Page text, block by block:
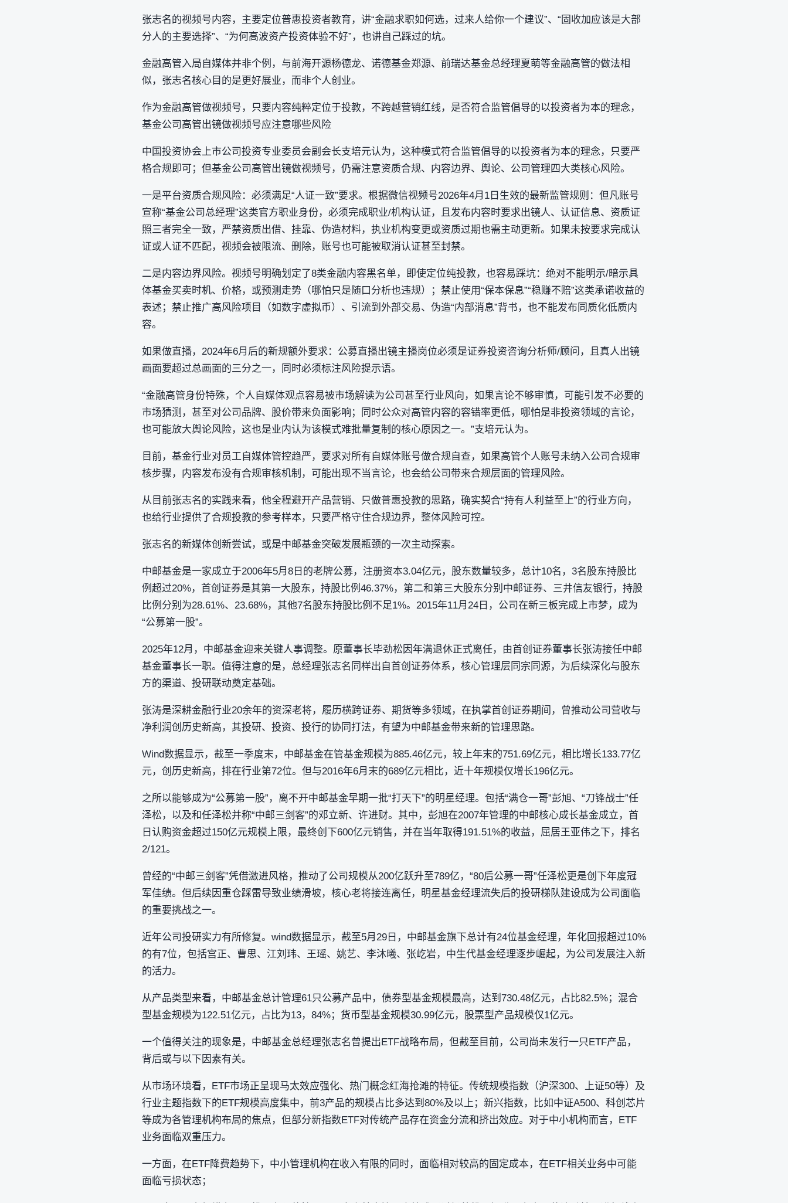
张志名的视频号内容，主要定位普惠投资者教育，讲“金融求职如何选，过来人给你一个建议”、“固收加应该是大部
分人的主要选择”、“为何高波资产投资体验不好”，也讲自己踩过的坑。
金融高管入局自媒体并非个例，与前海开源杨德龙、诺德基金郑源、前瑞达基金总经理夏萌等金融高管的做法相
似，张志名核心目的是更好展业，而非个人创业。
作为金融高管做视频号，只要内容纯粹定位于投教，不跨越营销红线，是否符合监管倡导的以投资者为本的理念，
基金公司高管出镜做视频号应注意哪些风险
中国投资协会上市公司投资专业委员会副会长支培元认为，这种模式符合监管倡导的‌以投资者为本‌的理念，只要严
格合规即可；但基金公司高管出镜做视频号，仍需注意‌资质合规、内容边界、舆论、公司管理‌四大类核心风险。
一是平台资质合规风险：必须满足“人证一致”要求。根据微信视频号2026年4月1日生效的最新监管规则：但凡账号
宣称“基金公司总经理”这类官方职业身份，必须完成‌职业/机构认证‌，且发布内容时要求‌出镜人、认证信息、资质证
照三者完全一致‌，严禁资质出借、挂靠、伪造材料，执业机构变更或资质过期也需主动更新。如果未按要求完成认
证或人证不匹配，视频会被限流、删除，账号也可能被取消认证甚至封禁。
二是内容边界风险。视频号明确划定了8类金融内容黑名单，即使定位纯投教，也容易踩坑：绝对不能‌明示/暗示具
体基金买卖时机、价格，或预测走势‌（哪怕只是随口分析也违规）；禁止使用“保本保息”“稳赚不赔”这类承诺收益的
表述；禁止推广高风险项目（如数字虚拟币）、引流到外部交易、伪造“内部消息”背书，也不能发布同质化低质内
容。
如果做直播，2024年6月后的新规额外要求：公募直播出镜主播岗位必须是证券投资咨询分析师/顾问，且真人出镜
画面要超过总画面的三分之一，同时必须标注风险提示语。
“金融高管身份特殊，个人自媒体观点容易被市场解读为公司甚至行业风向，如果言论不够审慎，可能引发不必要的
市场猜测，甚至对公司品牌、股价带来负面影响；同时公众对高管内容的容错率更低，哪怕是非投资领域的言论，
也可能放大舆论风险，这也是业内认为该模式难批量复制的核心原因之一。”支培元认为。
目前，基金行业对员工自媒体管控趋严，要求对所有自媒体账号做合规自查，如果高管个人账号未纳入公司合规审
核步骤，内容发布没有合规审核机制，可能出现不当言论，也会给公司带来合规层面的管理风险。
从目前张志名的实践来看，他全程避开产品营销、只做普惠投教的思路，确实契合“持有人利益至上”的行业方向，
也给行业提供了合规投教的参考样本，只要严格守住合规边界，整体风险可控。
张志名的新媒体创新尝试，或是中邮基金突破发展瓶颈的一次主动探索。
中邮基金是一家成立于2006年5月8日的老牌公募，注册资本3.04亿元，股东数量较多，总计10名，3名股东持股比
例超过20%，首创证券是其第一大股东，持股比例46.37%，第二和第三大股东分别中邮证券、三井信友银行，持股
比例分别为28.61%、23.68%，其他7名股东持股比例不足1%。2015年11月24日，公司在新三板完成上市梦，成为
“公募第一股”。
2025年12月，中邮基金迎来关键人事调整。原董事长毕劲松因年满退休正式离任，由首创证券董事长张涛接任中邮
基金董事长一职。值得注意的是，总经理张志名同样出自首创证券体系，核心管理层同宗同源，为后续深化与股东
方的渠道、投研联动奠定基础。
张涛是深耕金融行业20余年的资深老将，履历横跨证券、期货等多领域，在执掌首创证券期间，曾推动公司营收与
净利润创历史新高，其投研、投资、投行的协同打法，有望为中邮基金带来新的管理思路。
Wind数据显示，截至一季度末，中邮基金在管基金规模为885.46亿元，较上年末的751.69亿元，相比增长133.77亿
元，创历史新高，排在行业第72位。但与2016年6月末的689亿元相比，近十年规模仅增长196亿元。
之所以能够成为“公募第一股”，离不开中邮基金早期一批“打天下”的明星经理。包括“满仓一哥”彭旭、“刀锋战士”任
泽松，以及和任泽松并称“中邮三剑客”的邓立新、许进财。其中，彭旭在2007年管理的中邮核心成长基金成立，首
日认购资金超过150亿元规模上限，最终创下600亿元销售，并在当年取得191.51%的收益，屈居王亚伟之下，排名
2/121。
曾经的“中邮三剑客”凭借激进风格，推动了公司规模从200亿跃升至789亿，“80后公募一哥”任泽松更是创下年度冠
军佳绩。但后续因重仓踩雷导致业绩滑坡，核心老将接连离任，明星基金经理流失后的投研梯队建设成为公司面临
的重要挑战之一。
近年公司投研实力有所修复。wind数据显示，截至5月29日，中邮基金旗下总计有24位基金经理，年化回报超过10%
的有7位，包括宫正、曹思、江刘玮、王瑶、姚艺、李沐曦、张屹岩，中生代基金经理逐步崛起，为公司发展注入新
的活力。
从产品类型来看，中邮基金总计管理61只公募产品中，债券型基金规模最高，达到730.48亿元，占比82.5%；混合
型基金规模为122.51亿元，占比为13，84%；货币型基金规模30.99亿元，股票型产品规模仅1亿元。
一个值得关注的现象是，中邮基金总经理张志名曾提出ETF战略布局，但截至目前，公司尚未发行一只ETF产品，
背后或与以下因素有关。
从市场环境看，ETF市场正呈现马太效应强化、热门概念红海抢滩的特征。传统规模指数（沪深300、上证50等）及
行业主题指数下的ETF规模高度集中，前3产品的规模占比多达到80%及以上；新兴指数，比如中证A500、科创芯片
等成为各管理机构布局的焦点，但部分新指数ETF对传统产品存在资金分流和挤出效应。对于中小机构而言，ETF
业务面临双重压力。
一方面，在ETF降费趋势下，中小管理机构在收入有限的同时，面临相对较高的固定成本，在ETF相关业务中可能
面临亏损状态；